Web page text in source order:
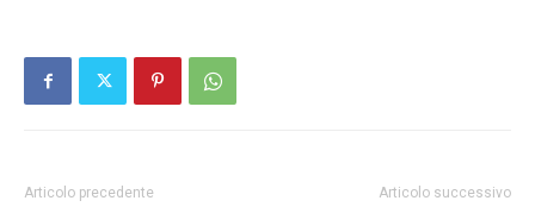
Articolo precedente Articolo successivo